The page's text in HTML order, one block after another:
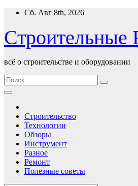
Перейти
содержимому
Сб. Авг 8th, 2026
Строительные
всё о строительстве и оборудовании
Строительство
Технологии
Обзоры
Инструмент
Разное
Ремонт
Полезные советы